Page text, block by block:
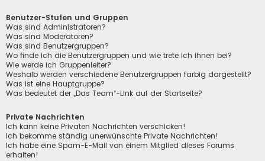
Benutzer-Stufen und Gruppen
Was sind Administratoren?
Was sind Moderatoren?
Was sind Benutzergruppen?
Wo finde ich die Benutzergruppen und wie trete ich ihnen bei?
Wie werde ich Gruppenleiter?
Weshalb werden verschiedene Benutzergruppen farbig dargestellt?
Was ist eine Hauptgruppe?
Was bedeutet der „Das Team“-Link auf der Startseite?
Private Nachrichten
Ich kann keine Privaten Nachrichten verschicken!
Ich bekomme ständig unerwünschte Private Nachrichten!
Ich habe eine Spam-E-Mail von einem Mitglied dieses Forums
erhalten!